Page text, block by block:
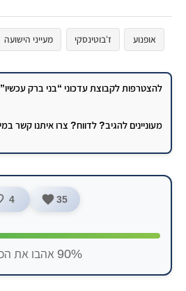
אופנוע ז‘בוטינסקי מעייני הישועה
להצטרפות לקבוצת עדכוני “בני ברק
מעוניינים להגיב? לדווח? צרו איתנו קשר
35
4
90% אהבו את הכתבה